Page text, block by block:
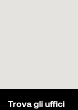
Trova gli uffici